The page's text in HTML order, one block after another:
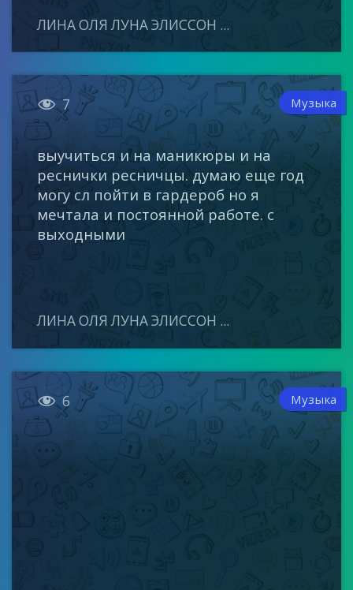
ЛИНА ОЛЯ ЛУНА ЭЛИССОН ...
 7 Музыка
выучиться и на маникюры и на
реснички ресничцы. думаю еще год
могу сл пойти в гардероб но я
мечтала и постоянной работе. с
выходными
ЛИНА ОЛЯ ЛУНА ЭЛИССОН ...
 6 Музыка